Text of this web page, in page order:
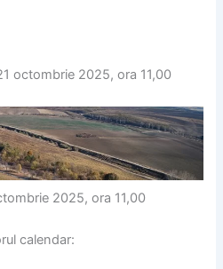
octombrie 2025, ora 11,00
2025, ora 11,00
calendar: